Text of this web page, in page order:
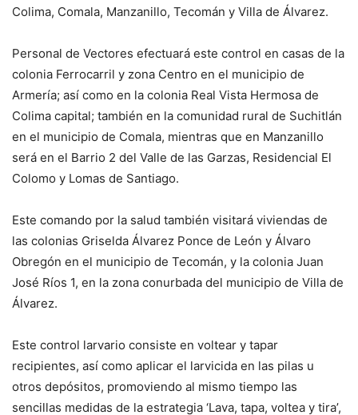
Colima, Comala, Manzanillo, Tecomán y Villa de Álvarez.
Personal de Vectores efectuará este control en casas de la
colonia Ferrocarril y zona Centro en el municipio de
Armería; así como en la colonia Real Vista Hermosa de
Colima capital; también en la comunidad rural de Suchitlán
en el municipio de Comala, mientras que en Manzanillo
será en el Barrio 2 del Valle de las Garzas, Residencial El
Colomo y Lomas de Santiago.
Este comando por la salud también visitará viviendas de
las colonias Griselda Álvarez Ponce de León y Álvaro
Obregón en el municipio de Tecomán, y la colonia Juan
José Ríos 1, en la zona conurbada del municipio de Villa de
Álvarez.
Este control larvario consiste en voltear y tapar
recipientes, así como aplicar el larvicida en las pilas u
otros depósitos, promoviendo al mismo tiempo las
sencillas medidas de la estrategia ‘Lava, tapa, voltea y tira’,